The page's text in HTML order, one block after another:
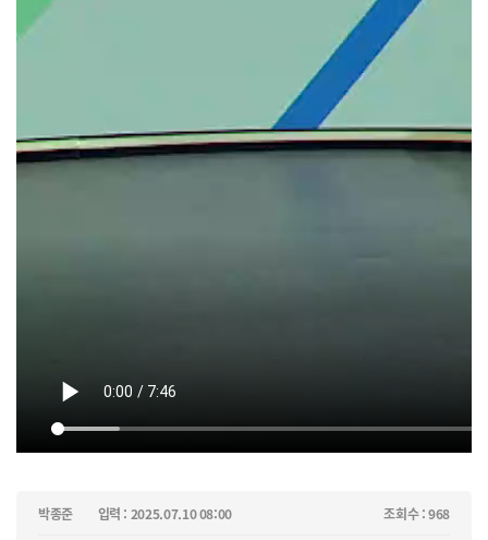
박종준 입력 : 2025.07.10 08:00 조회수 : 968